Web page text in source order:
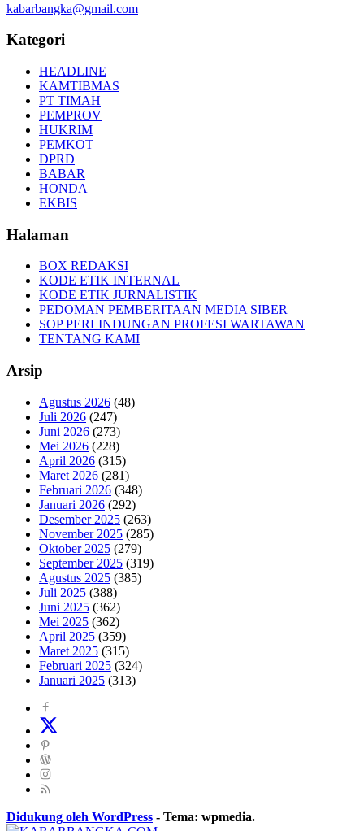
kabarbangka@gmail.com
Kategori
HEADLINE
KAMTIBMAS
PT TIMAH
PEMPROV
HUKRIM
PEMKOT
DPRD
BABAR
HONDA
EKBIS
Halaman
BOX REDAKSI
KODE ETIK INTERNAL
KODE ETIK JURNALISTIK
PEDOMAN PEMBERITAAN MEDIA SIBER
SOP PERLINDUNGAN PROFESI WARTAWAN
TENTANG KAMI
Arsip
Agustus 2026 (48)
Juli 2026 (247)
Juni 2026 (273)
Mei 2026 (228)
April 2026 (315)
Maret 2026 (281)
Februari 2026 (348)
Januari 2026 (292)
Desember 2025 (263)
November 2025 (285)
Oktober 2025 (279)
September 2025 (319)
Agustus 2025 (385)
Juli 2025 (388)
Juni 2025 (362)
Mei 2025 (362)
April 2025 (359)
Maret 2025 (315)
Februari 2025 (324)
Januari 2025 (313)
Didukung oleh WordPress - Tema: wpmedia.